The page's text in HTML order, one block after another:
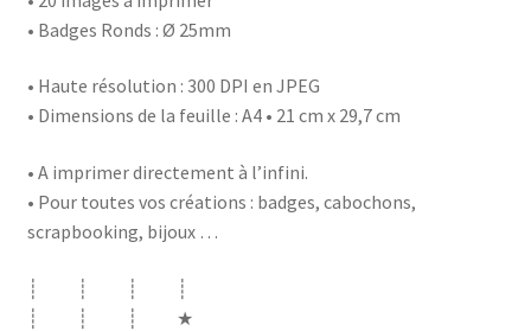
• Badges Ronds : Ø 25mm
• Haute résolution : 300 DPI en JPEG
• Dimensions de la feuille : A4 • 21 cm x 29,7 cm
• A imprimer directement à l’infini.
• Pour toutes vos créations : badges, cabochons,
scrapbooking, bijoux …
┊ ┊ ┊ ┊
┊ ┊ ┊ ★